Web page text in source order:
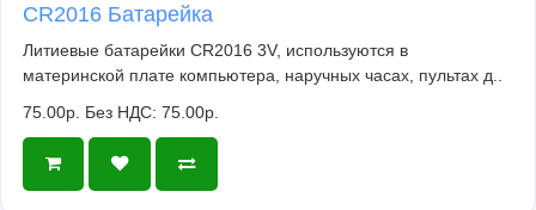
CR2016 Батарейка
Литиевые батарейки CR2016 3V, используются в
материнской плате компьютера, наручных часах, пультах д..
75.00р. Без НДС: 75.00р.